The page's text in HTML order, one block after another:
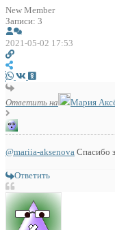
New Member
Записи: 3
2021-05-02 17:53
Ответить на Мария
@mariia-aksenova Спасибо
Ответить